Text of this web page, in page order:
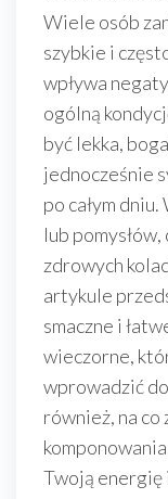
Wiele osób
szybkie i
wpływa
ogólną
być lekka,
jednocześnie
po całym
lub
zdrowych
artykule
smaczne i
wieczorne,
wprowadzić
również, na co
Twoją energię